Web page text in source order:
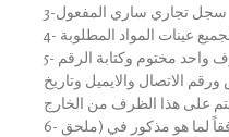
3-سجل تجاري ساري المفعول
عينات المواد المطلوبة
5- وضع جميع المرفقات المطلوبة بظرف واحد مختوم وكتابة الرقم
الاتصال والايميل وتاريخ
على هذا الظرف من الخارج
6- تقديم عينة لجميع المواد المطلوبة وفقاً لما هو مذكور في (ملحق